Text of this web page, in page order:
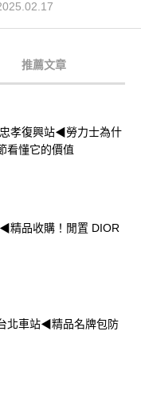
推薦文章
孝復興站◀勞力士為什
看懂它的價值
精品收購！閒置 DIOR
北車站◀精品名牌包防